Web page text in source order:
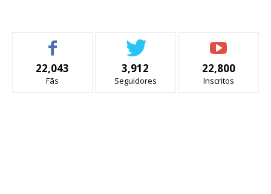
22,043
Fãs
3,912
Seguidores
22,800
Inscritos